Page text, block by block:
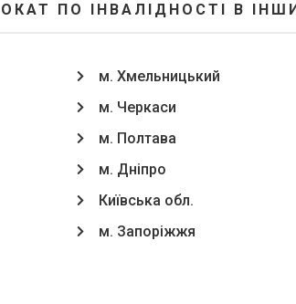
ПО ІНВАЛІДНОСТІ В
м. Хмельницький
м. Черкаси
м. Полтава
м. Дніпро
Київська обл.
м. Запоріжжя